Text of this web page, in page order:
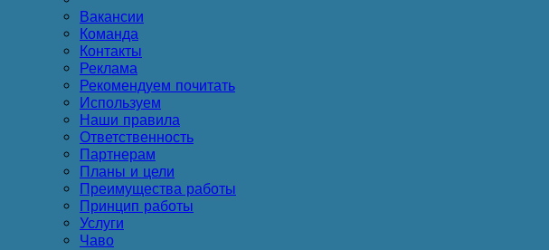
Вакансии
Команда
Контакты
Реклама
Рекомендуем почитать
Используем
Наши правила
Ответственность
Партнерам
Планы и цели
Преимущества работы
Принцип работы
Услуги
Чаво